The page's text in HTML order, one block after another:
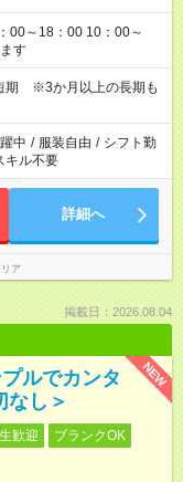
00～18：00 10：00～
ます
期 ※3か月以上の長期も
中 / 服装自由 / シフト勤
キル不要
詳細へ
ア
掲載日：2026.08.04
NEW
ルでカンタ
なし＞
歓迎
ブランクOK